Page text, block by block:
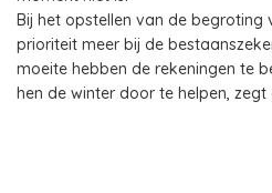
Bij het opstellen van de
prioriteit meer bij de
moeite hebben de rekeningen te
hen de winter door te helpen, zegt